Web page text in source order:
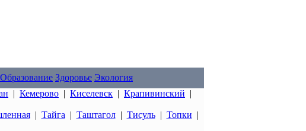
Образование Здоровье Экология
| Кемерово | Киселевск | Крапивинский |
| Тайга | Таштагол| Тисуль| Топки |